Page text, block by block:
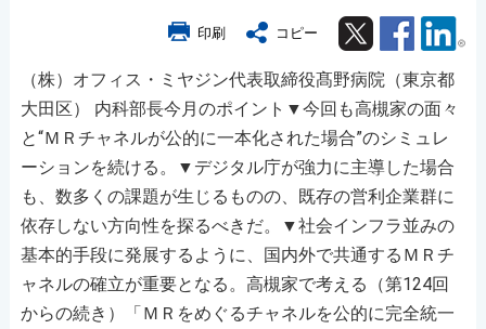
印刷 コピー Twitter Facebook
（株）オフィス・ミヤジン代表取締役髙野病院（東京都
大田区） 内科部長今月のポイント▼今回も高槻家の面々
と“ＭＲチャネルが公的に一本化された場合”のシミュレ
ーションを続ける。▼デジタル庁が強力に主導した場合
も、数多くの課題が生じるものの、既存の営利企業群に
依存しない方向性を探るべきだ。▼社会インフラ並みの
基本的手段に発展するように、国内外で共通するＭＲチ
ャネルの確立が重要となる。高槻家で考える（第124回
からの続き）「ＭＲをめぐるチャネルを公的に完全統一